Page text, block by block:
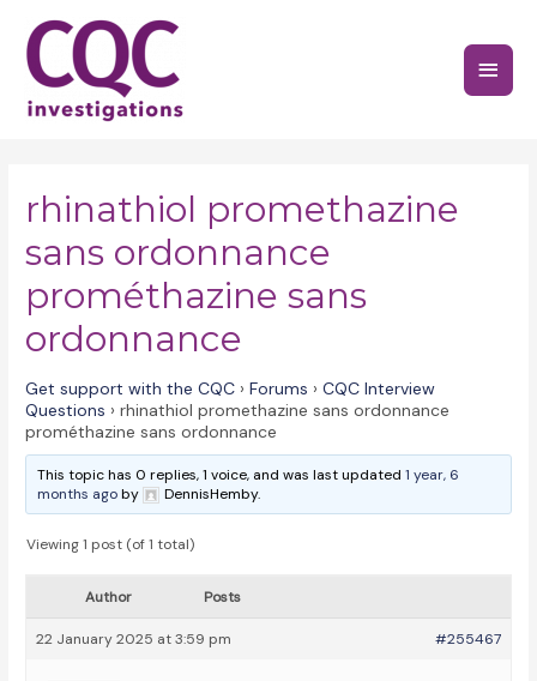
content
Main
rhinathiol promethazine
sans ordonnance
prométhazine sans
ordonnance
Get support with the CQC › Forums › CQC Interview
Questions › rhinathiol promethazine sans ordonnance
prométhazine sans ordonnance
This topic has 0 replies, 1 voice, and was last updated1 year, 6
months agoby DennisHemby.
Viewing 1 post (of 1 total)
Author Posts
22 January 2025 at 3:59 pm #255467